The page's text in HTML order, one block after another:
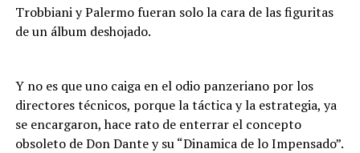
Trobbiani y Palermo fueran solo la cara de las figuritas
de un álbum deshojado.
Y no es que uno caiga en el odio panzeriano por los
directores técnicos, porque la táctica y la estrategia, ya
se encargaron, hace rato de enterrar el concepto
obsoleto de Don Dante y su “Dinamica de lo Impensado”.